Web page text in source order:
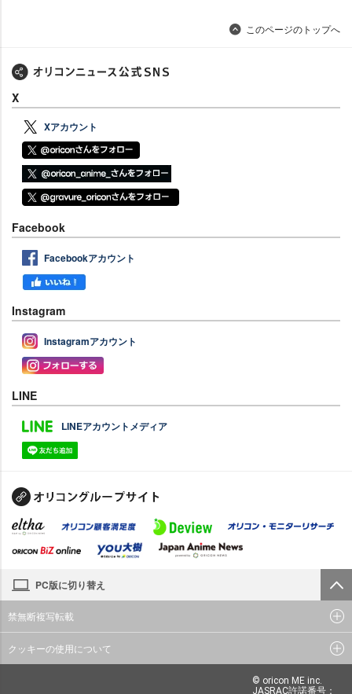
このページのトップへ
X
Xアカウント
Facebook
Facebookアカウント
Instagram
Instagramアカウント
LINE
LINEアカウントメディア
PC版に切り替え
禁無断複写転載
クッキーの使用について
© oricon ME inc.
JASRAC許諾番号：